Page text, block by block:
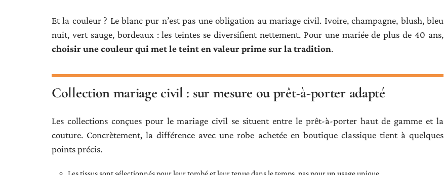
Et la couleur ? Le blanc pur n’est pas une obligation au mariage civil. Ivoire, champagne, blush, bleu
nuit, vert sauge, bordeaux : les teintes se diversifient nettement. Pour une mariée de plus de 40 ans,
choisir une couleur qui met le teint en valeur prime sur la tradition.
Collection mariage civil : sur mesure ou prêt-à-porter adapté
Les collections conçues pour le mariage civil se situent entre le prêt-à-porter haut de gamme et la
couture. Concrètement, la différence avec une robe achetée en boutique classique tient à quelques
points précis.
Les tissus sont sélectionnés pour leur tombé et leur tenue dans le temps, pas pour un usage unique